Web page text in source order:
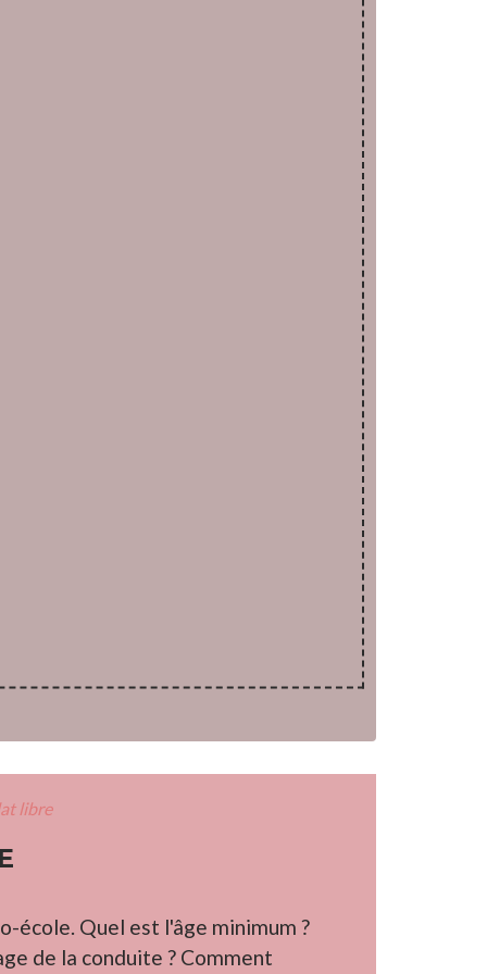
libre
école. Quel est l'âge minimum ?
de la conduite ? Comment